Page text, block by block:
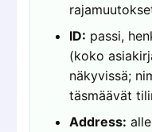
ID: passi,
(koko
näkyvissä;
täsmäävät
Address: